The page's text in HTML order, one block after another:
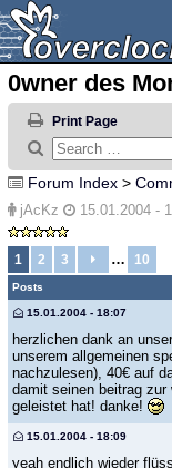
0wner des
Print Page
Forum Index >
jAcKz 15.01.2004 -
1 2 3 … 10
Posts
15.01.2004 - 18:07
herzlichen dank an
unserem allgemeinen
nachzulesen), 40€ auf
damit seinen beitrag
geleistet hat! danke!
15.01.2004 - 18:09
yeah endlich wieder